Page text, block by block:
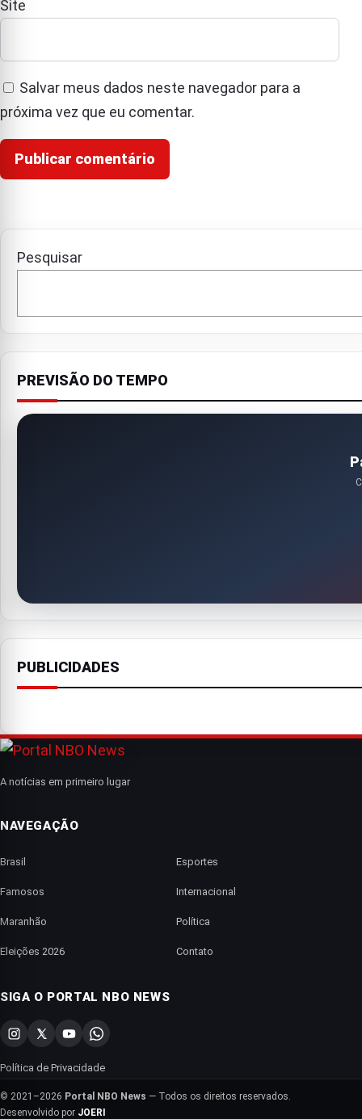
Site
Salvar meus dados neste navegador para a
próxima vez que eu comentar.
Pesquisar
PREVISÃO DO TEMPO
PUBLICIDADES
A notícias em primeiro lugar
NAVEGAÇÃO
Brasil Esportes
Famosos Internacional
Maranhão Política
Eleições 2026 Contato
SIGA O PORTAL NBO NEWS
Política de Privacidade
© 2021–2026 Portal NBO News — Todos os direitos reservados.
Desenvolvido por JOERI